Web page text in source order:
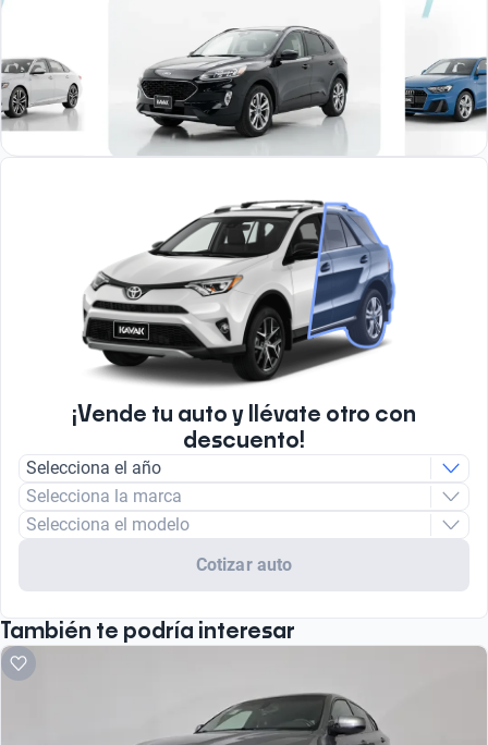
¡Vende tu auto y llévate otro con
descuento!
Selecciona el año
Selecciona la marca
Selecciona el modelo
Cotizar auto
También te podría interesar